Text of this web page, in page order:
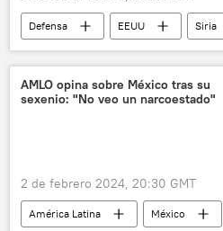
Defensa EEUU
Siria
Jordania
🛡️ Zonas de conflicto
AMLO opina sobre México tras su
sexenio: "No veo un narcoestado"
2 de febrero 2024, 20:30 GMT
América Latina
México